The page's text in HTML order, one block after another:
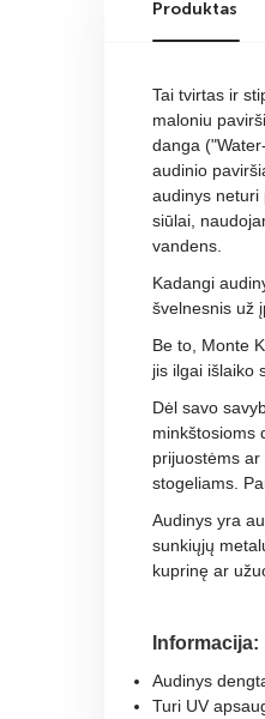
Produktas
Tai tvirtas ir
maloniu
danga
audinio
audinys neturi
siūlai,
vandens.
Kadangi
švelnesnis už
Be to, Monte
jis ilgai išlaiko
Dėl savo
minkštosioms
prijuostėms
stogeliams.
Audinys yra
sunkiųjų
kuprinę ar
Informacija:
Audinys
Turi UV